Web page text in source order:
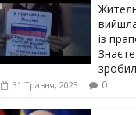
із
31 Травня, 2023 0